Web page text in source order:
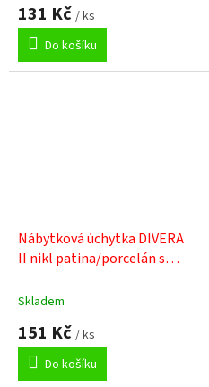
131 Kč / ks
Do košíku
Nábytková úchytka DIVERA
II nikl patina/porcelán s
Skladem
151 Kč / ks
Do košíku